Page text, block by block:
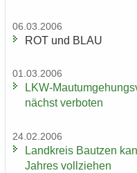
06.03.2006
ROT und BLAU
01.03.2006
LKW-​
nächst ver­bo­ten
24.02.2006
Land­kreis Baut­zen
Jah­res voll­zie­hen